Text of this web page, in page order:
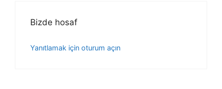
Bizde hosaf
Yanıtlamak için oturum açın